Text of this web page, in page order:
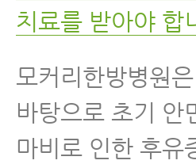
치료를 받아야 합
모커리한방병원
바탕으로 초기 안
마비로 인한 후